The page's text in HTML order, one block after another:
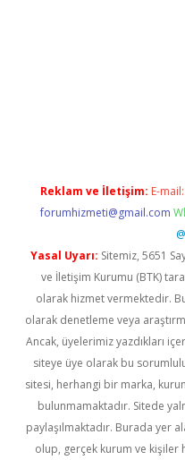
Reklam ve İletişim: E-mail:
forumhizmeti@gmail.com
Yasal Uyarı: Sitemiz, 5651
ve İletişim Kurumu (BTK)
olarak hizmet vermektedir.
olarak denetleme veya
Ancak, üyelerimiz yazdıkları
siteye üye olarak bu
sitesi, herhangi bir marka,
bulunmamaktadır. Sitede
paylaşılmaktadır. Burada yer
olup, gerçek kurum ve kişiler